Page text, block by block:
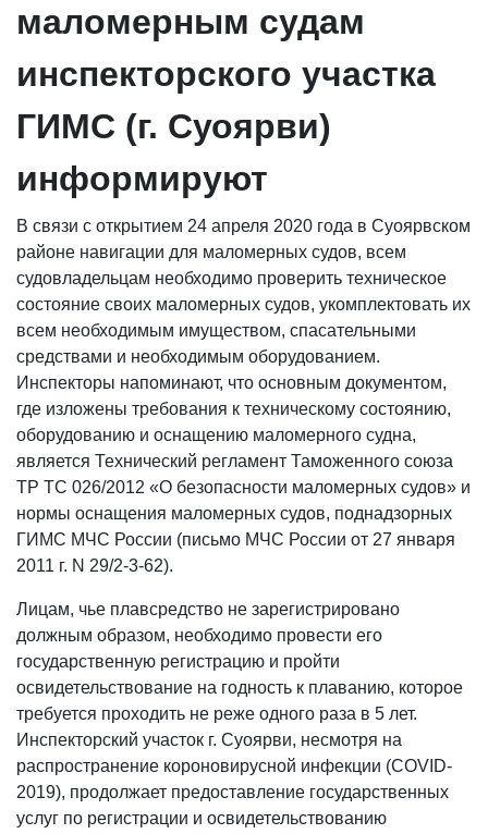
маломерным судам
инспекторского участка
ГИМС (г. Суоярви)
информируют
В связи с открытием 24 апреля 2020 года в Суоярвском
районе навигации для маломерных судов, всем
судовладельцам необходимо проверить техническое
состояние своих маломерных судов, укомплектовать их
всем необходимым имуществом, спасательными
средствами и необходимым оборудованием.
Инспекторы напоминают, что основным документом,
где изложены требования к техническому состоянию,
оборудованию и оснащению маломерного судна,
является Технический регламент Таможенного союза
ТР ТС 026/2012 «О безопасности маломерных судов» и
нормы оснащения маломерных судов, поднадзорных
ГИМС МЧС России (письмо МЧС России от 27 января
2011 г. N 29/2-3-62).
Лицам, чье плавсредство не зарегистрировано
должным образом, необходимо провести его
государственную регистрацию и пройти
освидетельствование на годность к плаванию, которое
требуется проходить не реже одного раза в 5 лет.
Инспекторский участок г. Суоярви, несмотря на
распространение короновирусной инфекции (COVID-
2019), продолжает предоставление государственных
услуг по регистрации и освидетельствованию